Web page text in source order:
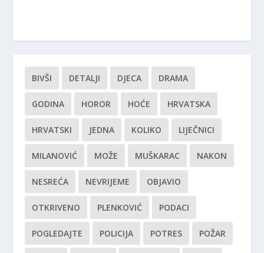
BIVŠI DETALJI DJECA DRAMA
GODINA HOROR HOĆE HRVATSKA
HRVATSKI JEDNA KOLIKO LIJEČNICI
MILANOVIĆ MOŽE MUŠKARAC NAKON
NESREĆA NEVRIJEME OBJAVIO
OTKRIVENO PLENKOVIĆ PODACI
POGLEDAJTE POLICIJA POTRES POŽAR